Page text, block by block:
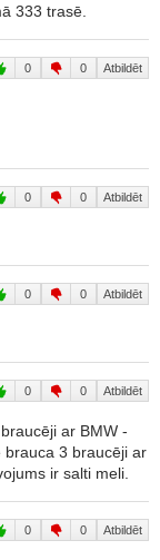
333 trasē.
0 0 Atbildēt
0 0 Atbildēt
0 0 Atbildēt
0 0 Atbildēt
ar BMW -
brauca 3 braucēji ar
ir salti meli.
0 0 Atbildēt